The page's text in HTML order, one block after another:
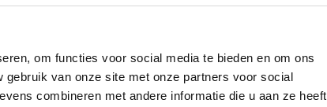
om functies voor social media te bieden en om ons
van onze site met onze partners voor social
combineren met andere informatie die u aan ze heeft